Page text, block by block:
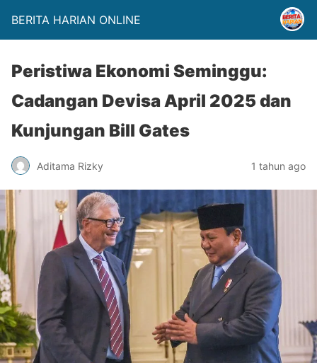
BERITA HARIAN ONLINE
Peristiwa Ekonomi Seminggu:
Cadangan Devisa April 2025 dan
Kunjungan Bill Gates
Aditama Rizky 1 tahun ago